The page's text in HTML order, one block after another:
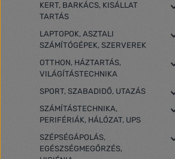
KERT, BARKÁCS, KISÁLLAT
TARTÁS
LAPTOPOK, ASZTALI
SZÁMÍTÓGÉPEK, SZERVEREK
OTTHON, HÁZTARTÁS,
VILÁGÍTÁSTECHNIKA
SPORT, SZABADIDŐ, UTAZÁS
SZÁMÍTÁSTECHNIKA,
PERIFÉRIÁK, HÁLÓZAT, UPS
SZÉPSÉGÁPOLÁS,
EGÉSZSÉGMEGŐRZÉS,